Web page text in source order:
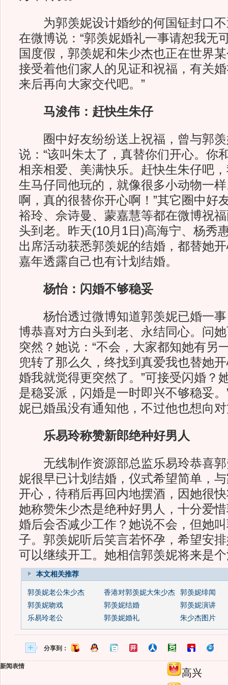
为郭羡妮设计婚纱的何国钲封口不
在微博说：“郭羡妮婚礼一事请恕我无
国度假，郭羡妮和朱少杰也正在世界
接受着他们家人的见证和祝福，有关
来后再向大家交代吧。”
马浚伟：赶快生朱仔
圈中好友纷纷送上祝福，曾与郭羡
说：“该叫朱太了，真替你们开心。你
相亲相爱、美满快乐。赶快生朱仔吧
生马仔同他玩的，就像很多小动物一
啊，真的很替你开心啊！”其它圈中好
裕玲、佘诗曼、蒙嘉慧等都在微博祝
头到老。昨天(10月1日)高海宁、杨秀
出席活动获悉郭羡妮的结婚，都替她
嘉年透露自己也有计划结婚。
杨怡：闪婚不够稳妥
杨怡透过微博知道郭羡妮已婚一事
博恭喜对方白头到老、永结同心。问
突然？她说：“不会，大家都知她有另
兜转了那么久，终找到真爱我也替她
婚我就觉得更突然了。”可接受闪婚？
是稳妥派，闪婚是一时即兴不够稳妥
妮已婚虽没有通知他，不过他也想向
乐易玲称赞新郎绝种好男人
无线制作资源部总监乐易玲恭喜郭
妮很早已计划结婚，仪式希望简单，
开心，待稍后再回内地摆酒，因她很
她称赞朱少杰是绝种好男人，十分爱
婚后会否减少工作？她说不会，但她
子。郭羡妮听后笑言若怀孕，希望安
可以继续开工。她相信郭羡妮将来是
本文相关推荐
郭羡妮老公朱少杰 香港对郭羡妮大朱少杰
郭羡妮绯闻
郭羡妮吻戏
郭羡妮结婚
郭羡妮演讲
乐易玲老公
郭羡妮婚礼 朱少杰图片
分享到：
新闻表情
高兴